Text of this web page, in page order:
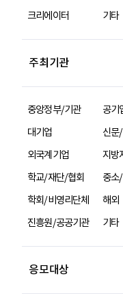
크리에이터
기타
주최기관
중앙정부/기관
공기
대기업
신문
외국계기업
지방
학교/재단/협회
중소
학회/비영리단체
해외
진흥원/공공기관
기타
응모대상